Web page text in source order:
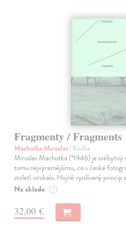
Fragmenty / Fragments
Machotka Miroslav| Kniha
Miroslav Machotka (*1946) je svébytný
tomu nejvýraznějšímu, co v české
století vznikalo. Hojně využívaný
Na sklade ?
32,00 €